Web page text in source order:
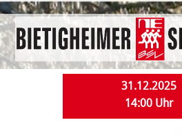
31.12.2025
14:00 Uhr